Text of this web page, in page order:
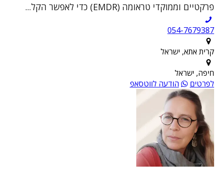
פרקטיים וממוקדי טראומה (EMDR) כדי לאפשר הקל...
054-7679387
קרית אתא, ישראל
חיפה, ישראל
לפרטים
הודעה לווטסאפ